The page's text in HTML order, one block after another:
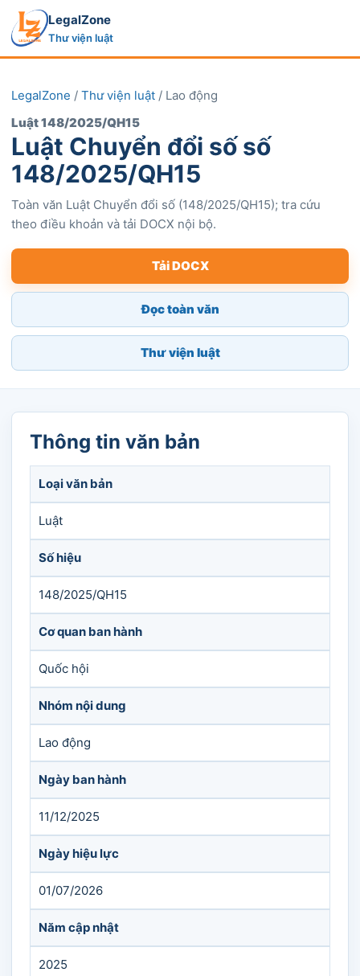
LegalZone
Thư viện luật
LegalZone / Thư viện luật / Lao động
Luật 148/2025/QH15
Luật Chuyển đổi số số
148/2025/QH15
Toàn văn Luật Chuyển đổi số (148/2025/QH15); tra cứu
theo điều khoản và tải DOCX nội bộ.
Tải DOCX
Đọc toàn văn
Thư viện luật
Thông tin văn bản
Loại văn bản
Luật
Số hiệu
148/2025/QH15
Cơ quan ban hành
Quốc hội
Nhóm nội dung
Lao động
Ngày ban hành
11/12/2025
Ngày hiệu lực
01/07/2026
Năm cập nhật
2025